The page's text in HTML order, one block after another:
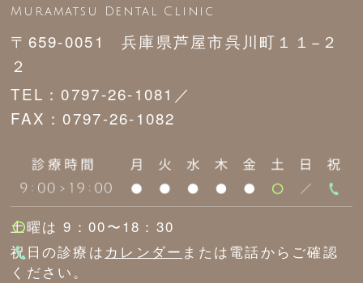
Muramatsu Dental Clinic
〒659-0051 兵庫県芦屋市呉川町１１−２
２
TEL：0797-26-1081／
FAX：0797-26-1082
土曜は 9：00〜18：30
祝日の診療は カレンダー または電話からご確認
ください。